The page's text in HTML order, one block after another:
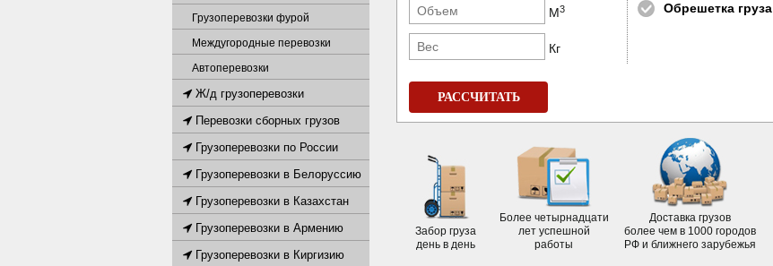
М3
Кг
Обрешетка груза
РАССЧИТАТЬ
Забор груза
день в день
Более четырнадцати
лет успешной
работы
Доставка грузов
более чем в 1000 городов
РФ и ближнего зарубежья
Грузоперевозки фурой
Междугородные перевозки
Автоперевозки
Ж/д грузоперевозки
Перевозки сборных грузов
Грузоперевозки по России
Грузоперевозки в Белоруссию
Грузоперевозки в Казахстан
Грузоперевозки в Армению
Грузоперевозки в Киргизию